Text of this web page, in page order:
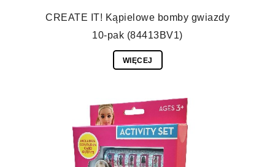
CREATE IT! Kąpielowe bomby gwiazdy
10-pak (84413BV1)
WIĘCEJ